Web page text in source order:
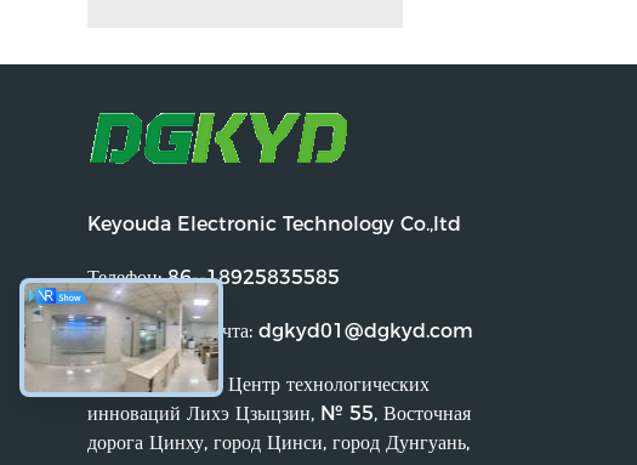
Keyouda Electronic Technology Co.,ltd
Телефон:86--18925835585
Электронная почта: dgkyd01@dgkyd.com
Адрес:Здание 2, Центр технологических
инноваций Лихэ Цзыцзин, № 55, Восточная
дорога Цинху, город Цинси, город Дунгуань,